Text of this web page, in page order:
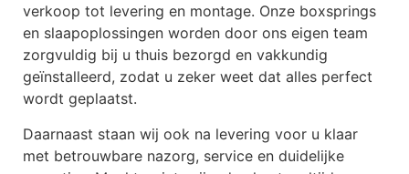
verkoop tot levering en montage. Onze boxsprings
en slaapoplossingen worden door ons eigen team
zorgvuldig bij u thuis bezorgd en vakkundig
geïnstalleerd, zodat u zeker weet dat alles perfect
wordt geplaatst.
Daarnaast staan wij ook na levering voor u klaar
met betrouwbare nazorg, service en duidelijke